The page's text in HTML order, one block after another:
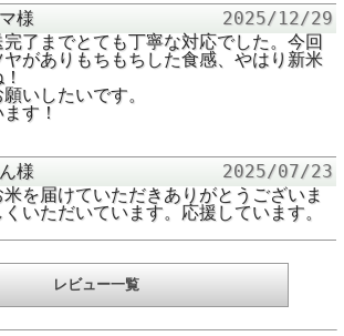
昼間は旺盛に成
にあたってひと休
そんな自然の恵み
最高クラスの一
合格したお米のみ
様
2025/12/29
了までとても丁寧な対応でした。今回
がありもちもちした食感、やはり新米
いしたいです。
す！
様
2025/07/23
を届けていただきありがとうございま
いただいています。応援しています。
レビュー一覧